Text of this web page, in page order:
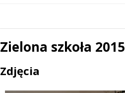
Zielona szkoła 2015
Treść
Zdjęcia